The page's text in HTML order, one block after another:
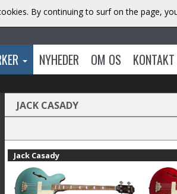
NYHEDER OM OS KONTAKT
JACK CASADY
Jack Casady
By continuing to surf on the page,